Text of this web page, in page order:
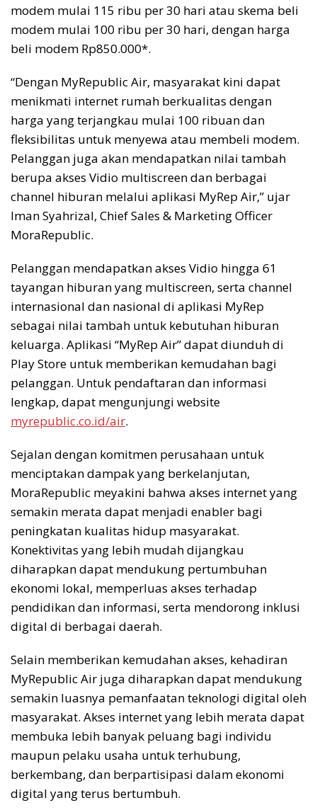
modem mulai 115 ribu per 30 hari atau skema beli
modem mulai 100 ribu per 30 hari, dengan harga
beli modem Rp850.000*.
“Dengan MyRepublic Air, masyarakat kini dapat
menikmati internet rumah berkualitas dengan
harga yang terjangkau mulai 100 ribuan dan
fleksibilitas untuk menyewa atau membeli modem.
Pelanggan juga akan mendapatkan nilai tambah
berupa akses Vidio multiscreen dan berbagai
channel hiburan melalui aplikasi MyRep Air,” ujar
Iman Syahrizal, Chief Sales & Marketing Officer
MoraRepublic.
Pelanggan mendapatkan akses Vidio hingga 61
tayangan hiburan yang multiscreen, serta channel
internasional dan nasional di aplikasi MyRep
sebagai nilai tambah untuk kebutuhan hiburan
keluarga. Aplikasi “MyRep Air” dapat diunduh di
Play Store untuk memberikan kemudahan bagi
pelanggan. Untuk pendaftaran dan informasi
lengkap, dapat mengunjungi website
myrepublic.co.id/air.
Sejalan dengan komitmen perusahaan untuk
menciptakan dampak yang berkelanjutan,
MoraRepublic meyakini bahwa akses internet yang
semakin merata dapat menjadi enabler bagi
peningkatan kualitas hidup masyarakat.
Konektivitas yang lebih mudah dijangkau
diharapkan dapat mendukung pertumbuhan
ekonomi lokal, memperluas akses terhadap
pendidikan dan informasi, serta mendorong inklusi
digital di berbagai daerah.
Selain memberikan kemudahan akses, kehadiran
MyRepublic Air juga diharapkan dapat mendukung
semakin luasnya pemanfaatan teknologi digital oleh
masyarakat. Akses internet yang lebih merata dapat
membuka lebih banyak peluang bagi individu
maupun pelaku usaha untuk terhubung,
berkembang, dan berpartisipasi dalam ekonomi
digital yang terus bertumbuh.